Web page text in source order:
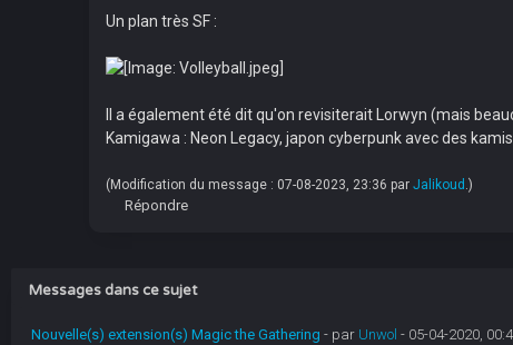
Un plan très SF :
Il a également été dit qu'on revisiterait Lorwyn (mais
Kamigawa : Neon Legacy, japon cyberpunk avec des
(Modification du message : 07-08-2023, 23:36 par Jalikoud .)
Répondre
Messages dans ce sujet
Nouvelle(s) extension(s) Magic the Gathering - par Unwol - 05-04-2020,